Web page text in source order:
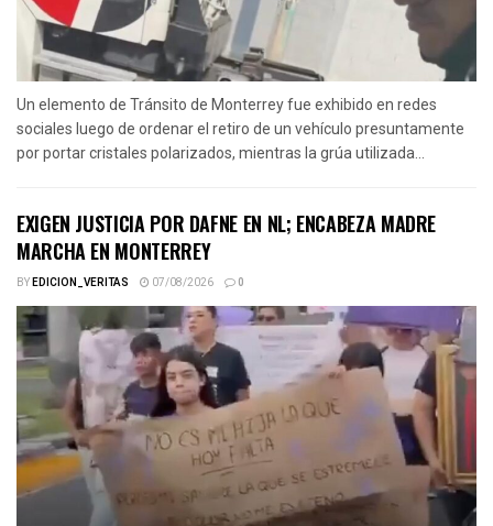
Un elemento de Tránsito de Monterrey fue exhibido en redes
sociales luego de ordenar el retiro de un vehículo presuntamente
por portar cristales polarizados, mientras la grúa utilizada...
EXIGEN JUSTICIA POR DAFNE EN NL; ENCABEZA MADRE
MARCHA EN MONTERREY
BYEDICION_VERITAS 07/08/2026 0